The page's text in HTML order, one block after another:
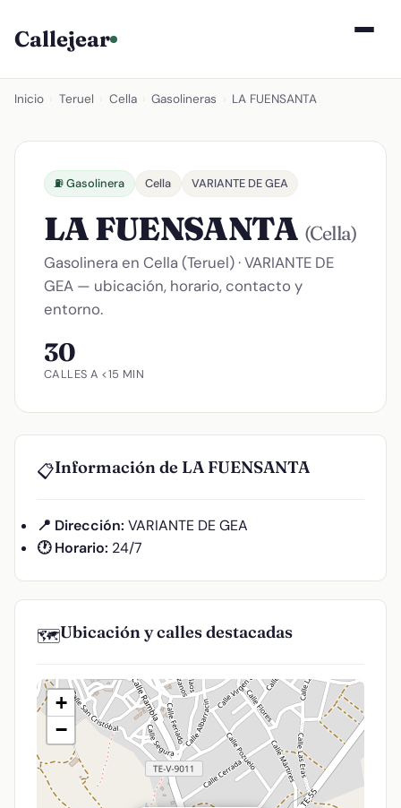
Callejear
Inicio Teruel Cella Gasolineras LA FUENSANTA
⛽ Gasolinera Cella VARIANTE DE GEA
LA FUENSANTA (Cella)
Gasolinera en Cella (Teruel) · VARIANTE DE
GEA — ubicación, horario, contacto y
entorno.
30
CALLES A <15 MIN
📋Información de LA FUENSANTA
📍 Dirección: VARIANTE DE GEA
🕐 Horario: 24/7
🗺️Ubicación y calles destacadas
+
−